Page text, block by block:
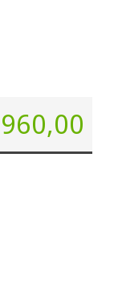
960,00